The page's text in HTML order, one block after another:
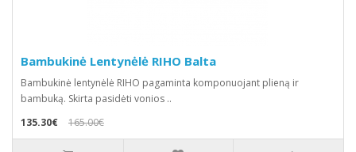
Bambukinė Lentynėlė RIHO Balta
Bambukinė lentynėlė RIHO pagaminta komponuojant plieną ir
bambuką. Skirta pasidėti vonios ..
135.30€
165.00€